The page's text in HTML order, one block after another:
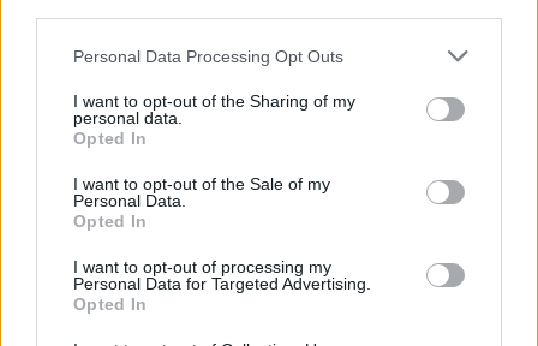
Please note that this website/app uses one or more Google
not limited to your visit or usage behaviour. You may click to
grant or deny consent to Google and its third-party tags to
use your data for below specified purposes in below Google
consent section.
Personal Data Processing Opt Outs
I want to opt-out of the Sharing of my
personal data.
Opted In
I want to opt-out of the Sale of my
Personal Data.
Opted In
I want to opt-out of processing my
Personal Data for Targeted Advertising.
Opted In
Paks II.: Mit jelent az 5. blokk új mérföldköve a
felülvizsgálat árnyékában?